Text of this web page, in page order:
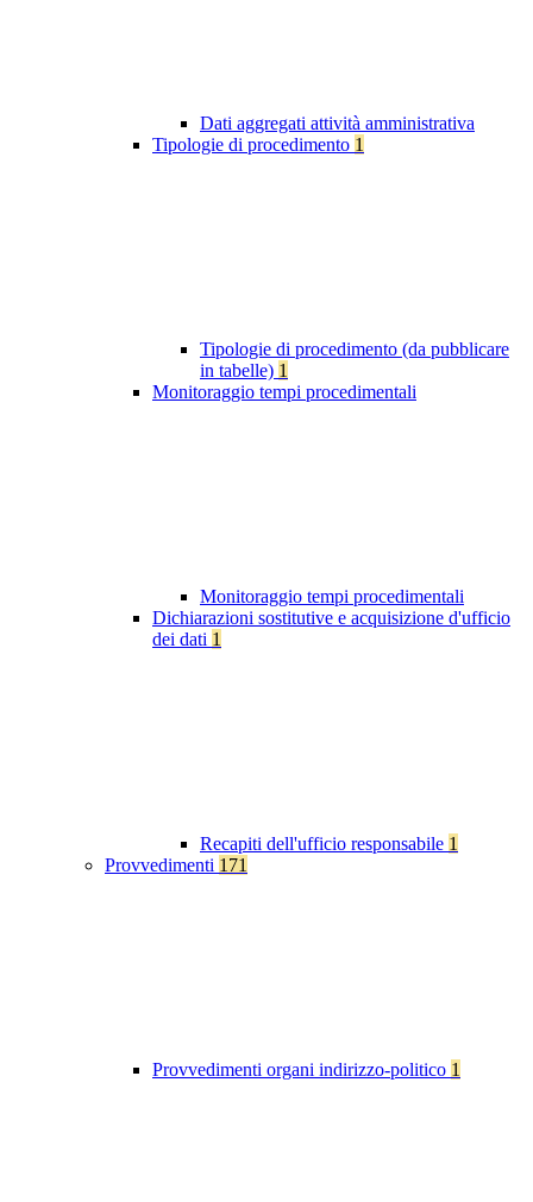
Dati aggregati attività amministrativa
Tipologie di procedimento 1
Tipologie di procedimento (da pubblicare
in tabelle) 1
Monitoraggio tempi procedimentali
Monitoraggio tempi procedimentali
Dichiarazioni sostitutive e acquisizione d'ufficio
dei dati 1
Recapiti dell'ufficio responsabile 1
Provvedimenti 171
Provvedimenti organi indirizzo-politico 1